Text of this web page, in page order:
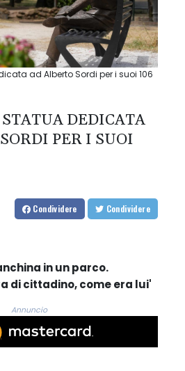
ad Alberto Sordi per i suoi 106
DEDICATA
PER I SUOI
Condividere Condividere
in un parco.
di cittadino, come era lui'
Annuncio